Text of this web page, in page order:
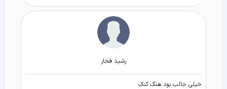
رشید فخار
خیلی جالب بود هنگ کنک